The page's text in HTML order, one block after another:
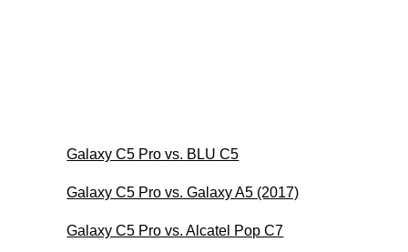
Galaxy C5 Pro vs. BLU C5
Galaxy C5 Pro vs. Galaxy A5 (2017)
Galaxy C5 Pro vs. Alcatel Pop C7